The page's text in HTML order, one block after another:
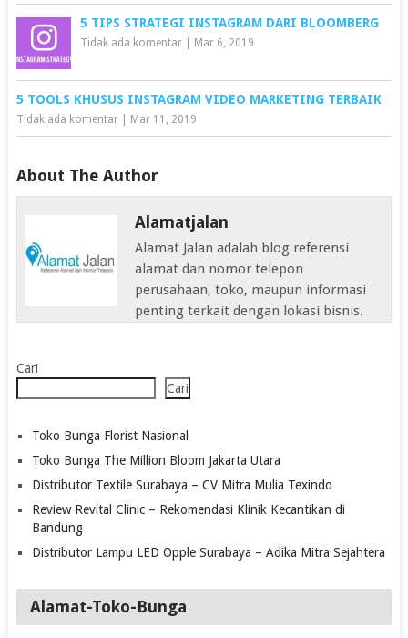
5 TIPS STRATEGI INSTAGRAM DARI BLOOMBERG
Tidak ada komentar| Mar 6, 2019
5 TOOLS KHUSUS INSTAGRAM VIDEO MARKETING TERBAIK
Tidak ada komentar| Mar 11, 2019
About The Author
Alamatjalan
Alamat Jalan adalah blog referensi
alamat dan nomor telepon
perusahaan, toko, maupun informasi
penting terkait dengan lokasi bisnis.
Cari
Cari
Toko Bunga Florist Nasional
Toko Bunga The Million Bloom Jakarta Utara
Distributor Textile Surabaya – CV Mitra Mulia Texindo
Review Revital Clinic – Rekomendasi Klinik Kecantikan di
Bandung
Distributor Lampu LED Opple Surabaya – Adika Mitra Sejahtera
Alamat-Toko-Bunga